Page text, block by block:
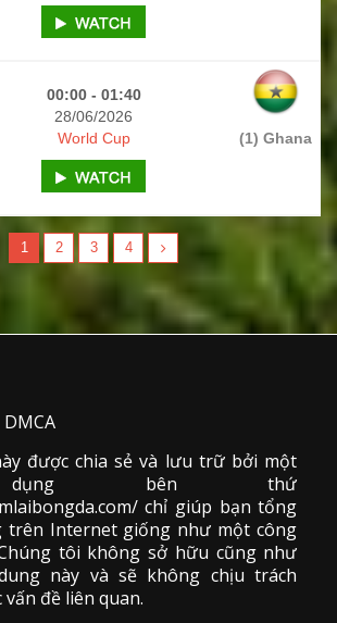
00:00 - 01:40
28/06/2026
(1) Ghana
World Cup
1 2 3 4
DMCA
được chia sẻ và lưu trữ bởi một
bên thứ
chỉ giúp bạn tổng
trên Internet giống như một công
tôi không sở hữu cũng như
này và sẽ không chịu trách
vấn đề liên quan.